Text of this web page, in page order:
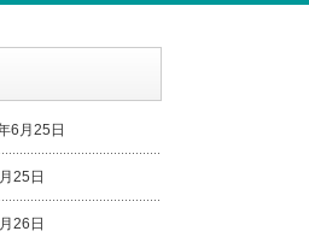
6月25日
25日
26日